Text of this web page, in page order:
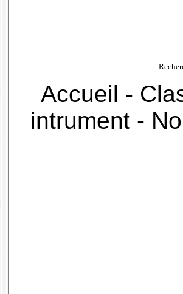
Accueil -
intrument-